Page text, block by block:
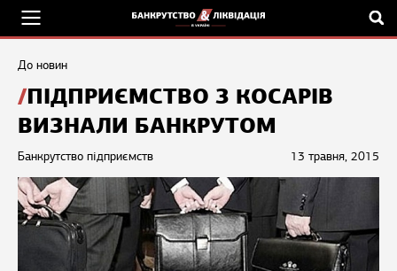
До новин
ПІДПРИЄМСТВО З КОСАРІВ
ВИЗНАЛИ БАНКРУТОМ
13 травня, 2015
Банкрутство підприємств